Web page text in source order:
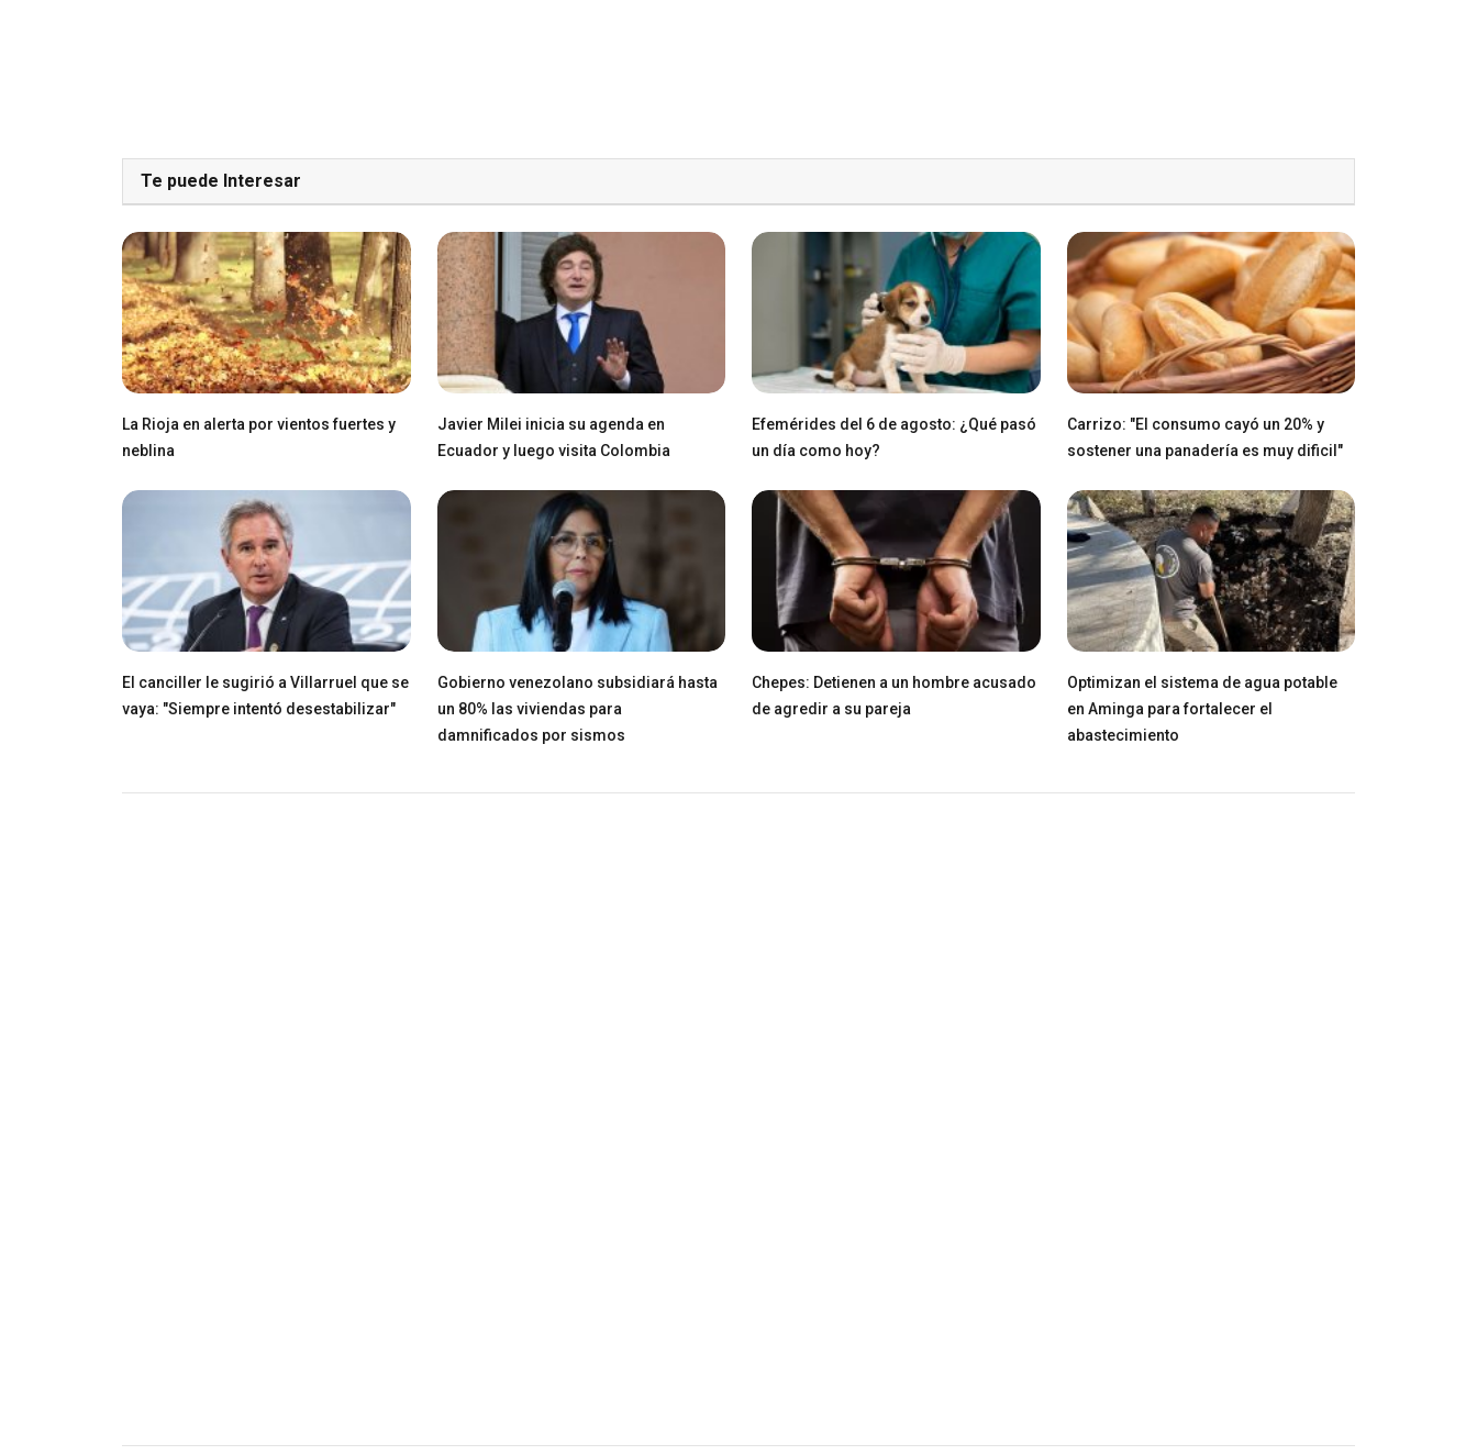
Te puede Interesar
La Rioja en alerta por vientos fuertes y
neblina
Javier Milei inicia su agenda en
Ecuador y luego visita Colombia
Efemérides del 6 de agosto: ¿Qué pasó
un día como hoy?
Carrizo: "El consumo cayó un 20% y
sostener una panadería es muy dificil"
El canciller le sugirió a Villarruel que se
vaya: "Siempre intentó desestabilizar"
Gobierno venezolano subsidiará hasta
un 80% las viviendas para
damnificados por sismos
Chepes: Detienen a un hombre acusado
de agredir a su pareja
Optimizan el sistema de agua potable
en Aminga para fortalecer el
abastecimiento